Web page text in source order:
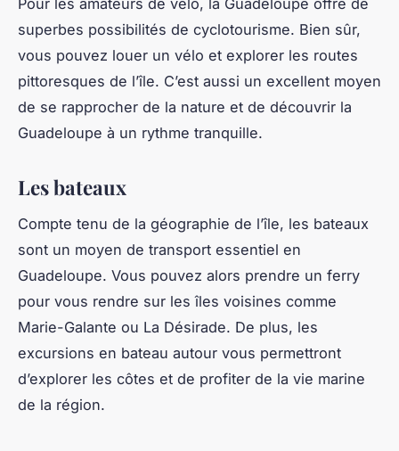
Pour les amateurs de vélo, la Guadeloupe offre de
superbes possibilités de cyclotourisme. Bien sûr,
vous pouvez louer un vélo et explorer les routes
pittoresques de l’île. C’est aussi un excellent moyen
de se rapprocher de la nature et de découvrir la
Guadeloupe à un rythme tranquille.
Les bateaux
Compte tenu de la géographie de l’île, les bateaux
sont un moyen de transport essentiel en
Guadeloupe. Vous pouvez alors prendre un ferry
pour vous rendre sur les îles voisines comme
Marie-Galante ou La Désirade. De plus, les
excursions en bateau autour vous permettront
d’explorer les côtes et de profiter de la vie marine
de la région.